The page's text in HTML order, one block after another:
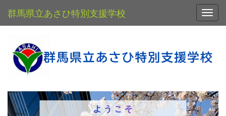
群馬県立あさひ特別支援学校